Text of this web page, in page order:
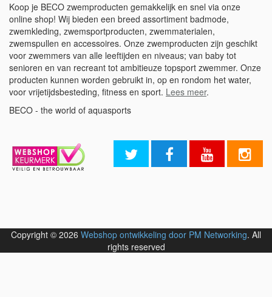
Koop je BECO zwemproducten gemakkelijk en snel via onze
online shop! Wij bieden een breed assortiment badmode,
zwemkleding, zwemsportproducten, zwemmaterialen,
zwemspullen en accessoires. Onze zwemproducten zijn geschikt
voor zwemmers van alle leeftijden en niveaus; van baby tot
senioren en van recreant tot ambitieuze topsport zwemmer. Onze
producten kunnen worden gebruikt in, op en rondom het water,
voor vrijetijdsbesteding, fitness en sport. Lees meer.
BECO - the world of aquasports
Copyright © 2026 Webshop ontwikkeling door PM Networking. All
rights reserved